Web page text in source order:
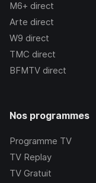
M6+ direct
Arte direct
W9 direct
TMC direct
BFMTV direct
Nos programmes
Programme TV
TV Replay
TV Gratuit